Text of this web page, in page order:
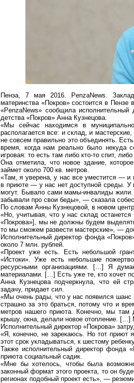
Пенза, 7 мая 2016. PenzaNews.
материнства «Покров» состоится в
«PenzaNews» сообщила исполнительный
детства «Покров» Анна Кузнецова.
«Мы сейчас находимся в
располагается все: и склад, и
не совсем правильно это объединять.
время, когда нам реально было некуда
игровая: то есть там либо кто-то спит,
Она отметила, что новое здание,
займет около 700 кв. метров.
«Там, я уверена, у нас все уместится — и
в приюте — у нас нет доступной среды. У
могут. Бывалосами мамы-инвалиды жили.
забывали про свои беды», — сказала
По словам Анны Кузнецовой, в новом
«Но, учитывая, что у нас склад
«Покрова»], мы не должны будем
то мы сможем развести мастерские», —
Исполнительный директор фонда
около 7 млн. рублей.
«Проект уже есть. Есть небольшой
«Истоки». Уже есть небольшие
ресурсными организациями. […] Я
материалами. […] Есть уже те, кто хочет
Анна Кузнецова подчеркнула, что ей
задачу, придает сил.
«Мы очень рады, что у нас появился шанс
страшно за это браться, потому что и
метров нашего приюта. Конечно, мы там
крышу, окна, делали новое отопление. […]
Исполнительный директор «Покрова»
«Я, конечно, не зарекаюсь. Но тот
этот срок укладываться, к шестому
Также исполнительный директор фонда
приюта социальный садик.
«Мне бы хотелось, чтобы была
законный формат этого проекта, то он
регионах подобный проект есть», —